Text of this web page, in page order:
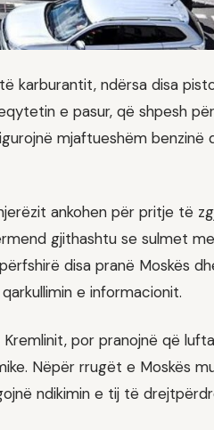
karburantit, ndërsa disa
e pasur, që shpesh
mjaftueshëm benzinë
ankohen për pritje të
gjithashtu se sulmet
disa pranë Moskës
e informacionit.
por pranojnë që
Nëpër rrugët e Moskës
ndikimin e tij të